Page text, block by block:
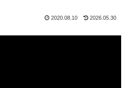
2020.08.10 2026.05.30